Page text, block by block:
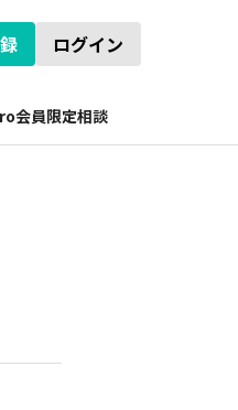
ログイン
会員限定相談